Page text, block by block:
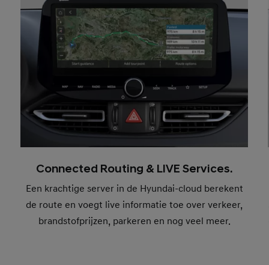
Connected Routing & LIVE Services.
Een krachtige server in de Hyundai-cloud berekent
de route en voegt live informatie toe over verkeer,
brandstofprijzen, parkeren en nog veel meer.